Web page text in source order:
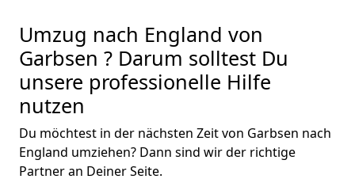
Umzug nach England von
Garbsen ? Darum solltest Du
unsere professionelle Hilfe
nutzen
Du möchtest in der nächsten Zeit von Garbsen nach
England umziehen? Dann sind wir der richtige
Partner an Deiner Seite.